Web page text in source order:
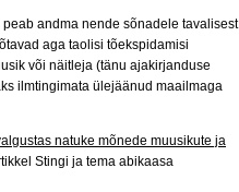
andma nende sõnadele tavalisest
aga taolisi tõekspidamisi
või näitleja (tänu ajakirjanduse
ilmtingimata ülejäänud maailmaga
natuke mõnede muusikute ja
Stingi ja tema abikaasa